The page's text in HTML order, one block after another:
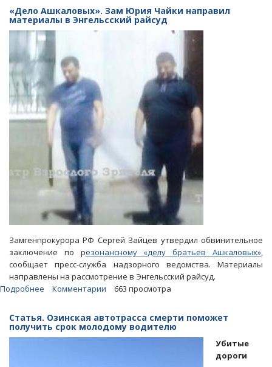
из-
за
ДТП
в
Затоне
судья
Медникова
подала
в
отставку
«Дело Ашкаловых». Зам Юрия Чайки направил
материалы в Энгельсский райсуд
Замгенпрокурора РФ Сергей Зайцев утвердил обвинительное
заключение по резонансному «делу братьев Ашкаловых»,
сообщает пресс-служба надзорного ведомства. Материалы
направлены на рассмотрение в Энгельсский райсуд.
Подробнее
Ашкаловых».
Зам
Юрия
Комментарии 663 просмотра
Статья. Озинская автотрасса смерти поможет
получить срок молодому водителю
Убитые
дороги